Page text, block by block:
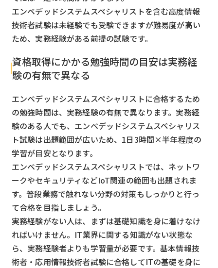
エンベデッドシステムスペシャリストを含む高度情報
技術者試験は未経験でも受験できますが難易度が高い
ため、実務経験がある前提の試験です。
資格取得にかかる勉強時間の目安は実務経
験の有無で異なる
エンベデッドシステムスペシャリストに合格するため
の勉強時間は、実務経験の有無で異なります。実務経
験のある人でも、エンベデッドシステムスペシャリス
ト試験は出題範囲が広いため、1日3時間×半年程度の
学習が目安となります。
エンベデッドシステムスペシャリストでは、ネットワ
ークやセキュリティなどIoT関連の範囲も出題されま
す。普段業務で触れない分野の対策もしっかりと行っ
て合格を目指しましょう。
実務経験がない人は、まずは基礎知識を身に着けなけ
ればいけません。IT業界に関する知識がない状態な
ら、実務経験者よりも学習量が必要です。基本情報技
術者・応用情報技術者試験に合格してITの基礎を身に